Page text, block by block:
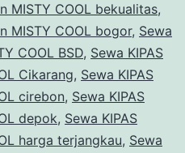
MISTY COOL bekualitas,
MISTY COOL bogor, Sewa
COOL BSD, Sewa KIPAS
Cikarang, Sewa KIPAS
cirebon, Sewa KIPAS
depok, Sewa KIPAS
harga terjangkau, Sewa